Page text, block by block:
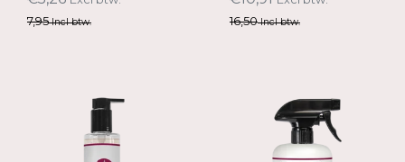
7,95Incl btw. 16,50Incl btw.